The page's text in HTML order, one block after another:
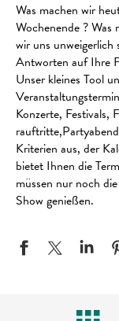
Was machen wir
Wochenende ? Was
wir uns
Antworten auf Ihre
Unser kleines Tool
Konzerte, Festivals,
Kriterien aus, der
bietet Ihnen die
müssen nur noch
Show genießen.